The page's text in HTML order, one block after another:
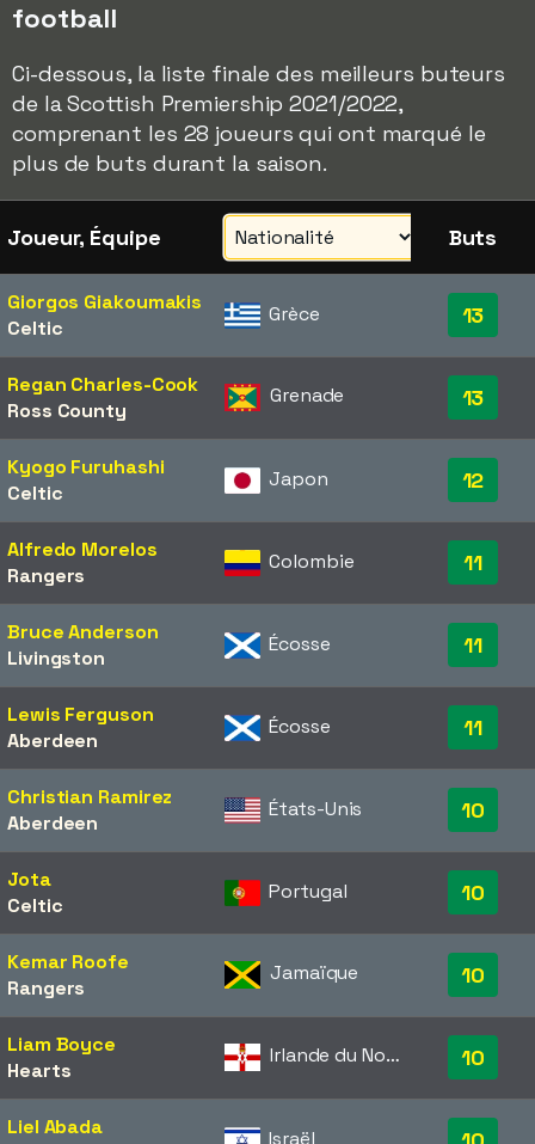
football
Ci-dessous, la liste finale des meilleurs buteurs
de la Scottish Premiership 2021/2022,
comprenant les 28 joueurs qui ont marqué le
plus de buts durant la saison.
Joueur, Équipe Buts
Giorgos Giakoumakis
Celtic
Grèce 13
Regan Charles-Cook
Ross County
Grenade 13
Kyogo Furuhashi
Celtic
Japon 12
Alfredo Morelos
Rangers
Colombie 11
Bruce Anderson
Livingston
Écosse 11
Lewis Ferguson
Aberdeen
Écosse 11
Christian Ramirez
Aberdeen
États-Unis 10
Jota
Celtic
Portugal 10
Kemar Roofe
Rangers
Jamaïque 10
Liam Boyce
Hearts
Irlande du Nord 10
Liel Abada
Israël